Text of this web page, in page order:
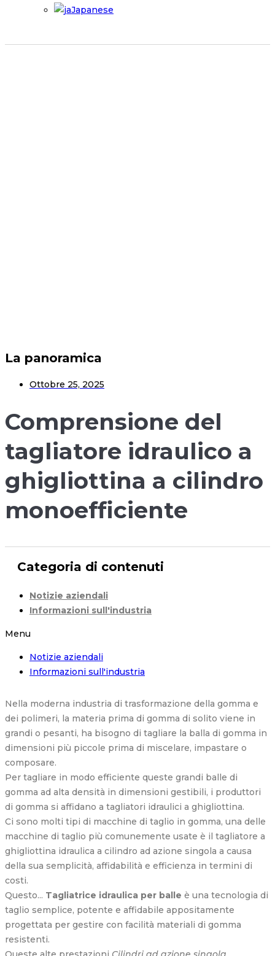
Japanese
La panoramica
Ottobre 25, 2025
Comprensione del
tagliatore idraulico a
ghigliottina a cilindro
monoefficiente
Categoria di contenuti
Notizie aziendali
Informazioni sull'industria
Menu
Notizie aziendali
Informazioni sull'industria
Nella moderna industria di trasformazione della gomma e
dei polimeri, la materia prima di gomma di solito viene in
grandi o pesanti, ha bisogno di tagliare la balla di gomma in
dimensioni più piccole prima di miscelare, impastare o
composare.
Per tagliare in modo efficiente queste grandi balle di
gomma ad alta densità in dimensioni gestibili, i produttori
di gomma si affidano a tagliatori idraulici a ghigliottina.
Ci sono molti tipi di macchine di taglio in gomma, una delle
macchine di taglio più comunemente usate è il tagliatore a
ghigliottina idraulica a cilindro ad azione singola a causa
della sua semplicità, affidabilità e efficienza in termini di
costi.
Questo... Tagliatrice idraulica per balle è una tecnologia di
taglio semplice, potente e affidabile appositamente
progettata per gestire con facilità materiali di gomma
resistenti.